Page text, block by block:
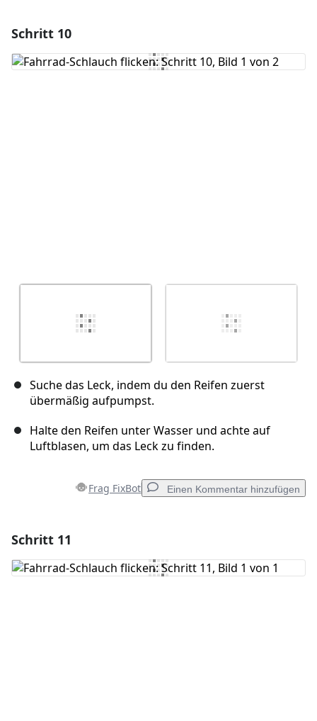
Kommentar hinzufügen
Schritt 10
Suche das Leck, indem du den Reifen zuerst
übermäßig aufpumpst.
Halte den Reifen unter Wasser und achte auf
Luftblasen, um das Leck zu finden.
Frag FixBot Einen Kommentar hinzufügen
Kommentar hinzufügen
Schritt 11